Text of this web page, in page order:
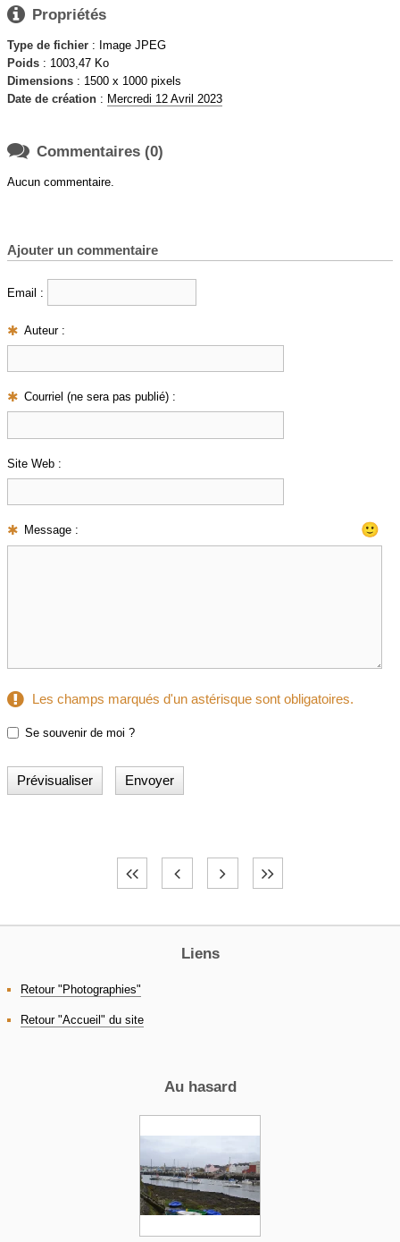
 Propriétés
Type de fichier : Image JPEG
Poids : 1003,47 Ko
Dimensions : 1500 x 1000 pixels
Date de création : Mercredi 12 Avril 2023
 Commentaires (0)
Aucun commentaire.
Ajouter un commentaire
Email :
Auteur :
Courriel (ne sera pas publié) :
Site Web :
Message : 🙂
Les champs marqués d'un astérisque sont obligatoires.
Se souvenir de moi ?
Liens
Retour "Photographies"
Retour "Accueil" du site
Au hasard